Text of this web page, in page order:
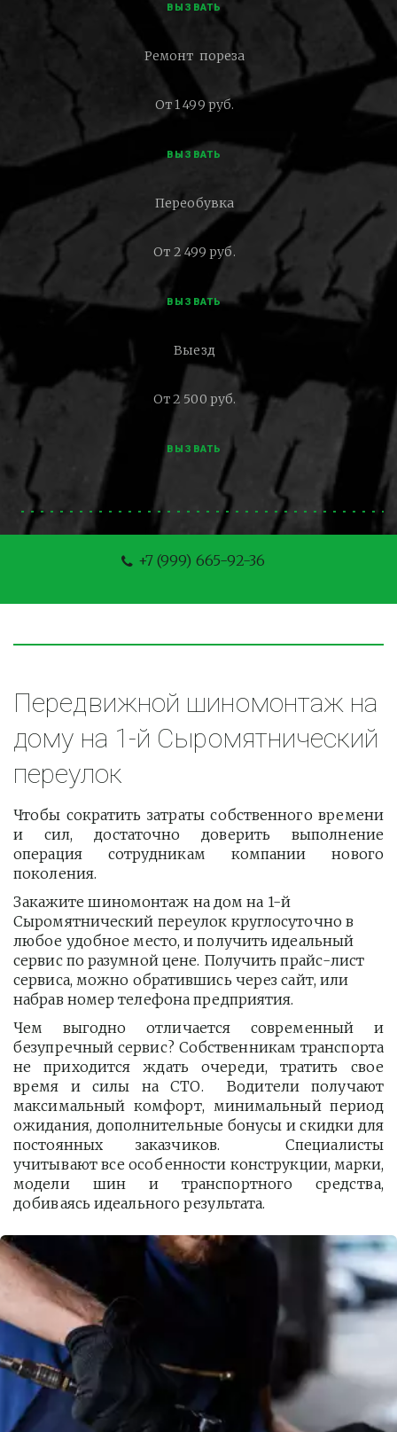
ВЫЗВАТЬ
Ремонт пореза
От 1 499 руб.
ВЫЗВАТЬ
Переобувка
От 2 499 руб.
ВЫЗВАТЬ
Выезд
От 2 500 руб.
ВЫЗВАТЬ
+7 (999) 665-92-36
Передвижной шиномонтаж на
дому на 1-й Сыромятнический
переулок
Чтобы сократить затраты собственного времени
и сил, достаточно доверить выполнение
операция сотрудникам компании нового
поколения.
Закажите шиномонтаж на дом на 1-й
Сыромятнический переулок круглосуточно в
любое удобное место, и получить идеальный
сервис по разумной цене. Получить прайс-лист
сервиса, можно обратившись через сайт, или
набрав номер телефона предприятия.
Чем выгодно отличается современный и
безупречный сервис? Собственникам транспорта
не приходится ждать очереди, тратить свое
время и силы на СТО. Водители получают
максимальный комфорт, минимальный период
ожидания, дополнительные бонусы и скидки для
постоянных заказчиков. Специалисты
учитывают все особенности конструкции, марки,
модели шин и транспортного средства,
добиваясь идеального результата.